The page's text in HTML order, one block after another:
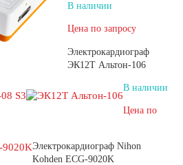
В наличии
Цена по запросу
Электрокардиограф
ЭК12Т Альтон-106
В наличии
Цена по
Электрокардиограф Nihon
Kohden ECG-9020K